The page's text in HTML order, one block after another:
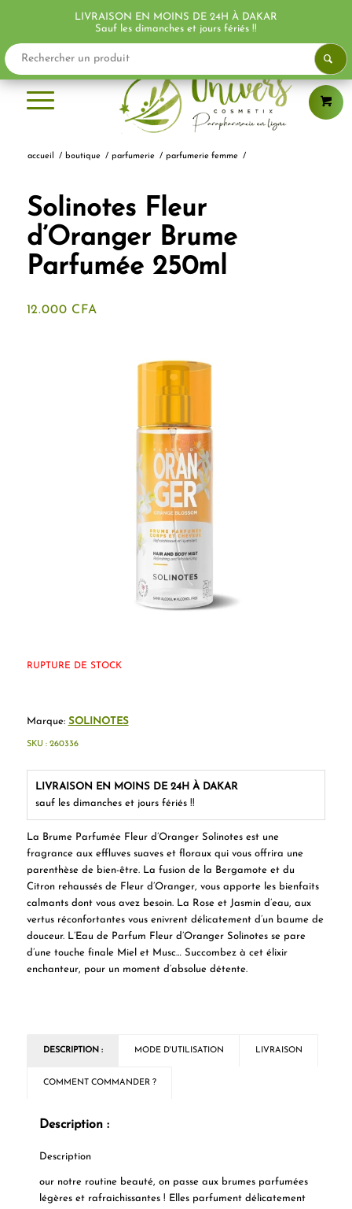
accueil / boutique / parfumerie / parfumerie femme /
Solinotes Fleur
d’Oranger Brume
Parfumée 250ml
12.000 CFA
La Brume Parfumée Fleur d’Oranger Solinotes est une
fragrance aux effluves suaves et floraux qui vous offrira une
parenthèse de bien-être. La fusion de la Bergamote et du
Citron rehaussés de Fleur d’Oranger, vous apporte les bienfaits
calmants dont vous avez besoin. La Rose et Jasmin d’eau, aux
vertus réconfortantes vous enivrent délicatement d’un baume de
douceur. L’Eau de Parfum Fleur d’Oranger Solinotes se pare
d’une touche finale Miel et Musc… Succombez à cet élixir
enchanteur, pour un moment d’absolue détente.
RUPTURE DE STOCK
Marque: SOLINOTES
LIVRAISON EN MOINS DE 24H À DAKAR
sauf les dimanches et jours fériés !!
SKU : 260336
DESCRIPTION : MODE D'UTILISATION LIVRAISON
COMMENT COMMANDER ?
Description :
Description
our notre routine beauté, on passe aux brumes parfumées
légères et rafraichissantes ! Elles parfument délicatement
LIVRAISON EN MOINS DE 24H À DAKAR
Sauf les dimanches et jours fériés !!